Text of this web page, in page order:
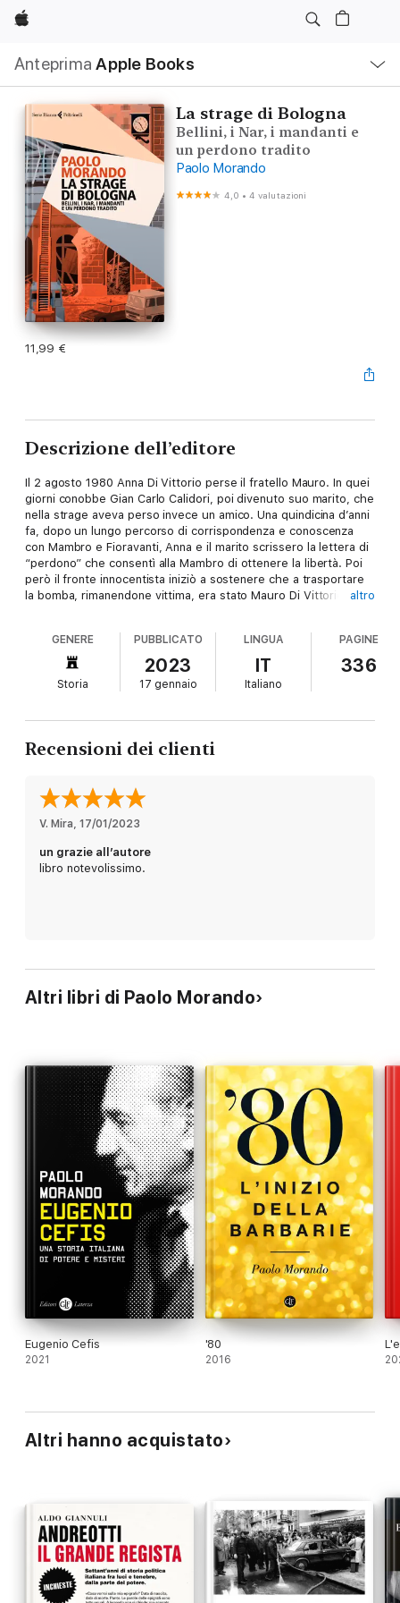
Apple
Anteprima Apple Books
locale
Apri
Menu
La strage di Bologna
Bellini, i Nar, i mandanti e
un perdono tradito
Paolo Morando
4,0 •4 valutazioni
11,99 €
Descrizione dell’editore
Il 2 agosto 1980 Anna Di Vittorio perse il fratello Mauro. In quei
giorni conobbe Gian Carlo Calidori, poi divenuto suo marito, che
nella strage aveva perso invece un amico. Una quindicina d’anni
fa, dopo un lungo percorso di corrispondenza e conoscenza
con Mambro e Fioravanti, Anna e il marito scrissero la lettera di
“perdono” che consentì alla Mambro di ottenere la libertà. Poi
però il fronte innocentista iniziò a sostenere che a trasportare
la bomba, rimanendone vittima, era stato Mauro Di Vittorio,
giudiziaria, ma permette di fare il punto definitivo sulla storia
processuale e sulle novità emerse dalle sentenze su Gilberto
Cavallini e Paolo Bellini, entrambi condannati all’ergastolo. Lo
sfondo di quest’ultimo processo riguardava, infatti, per la prima
Ortolani, ma sono rispuntati nomi che sembravano appartenere
a una stagione precedente, come l’ex capo dell’Ufficio affari
riservati Federico Umberto D’Amato e il giornalista Mario
Oggi la lettura della strage di Bologna è cambiata: non più
l’opera di un gruppo di ragazzetti esaltati (i Nar), bensì
un’operazione lungamente studiata, quanto in alto ancora non si
pezzi dello Stato e saldando le sigle della galassia
dell’eversione nera. Tutto questo in una logica di continuità con
altro
GENERE
Storia
PUBBLICATO
2023
17 gennaio
LINGUA
IT
Italiano
PAGINE
336
Recensioni dei clienti
V. Mira 17/01/2023
un grazie all’autore
libro notevolissimo.
Altri libri di Paolo Morando
Eugenio Cefis
2021
'80
2016
Altri hanno acquistato